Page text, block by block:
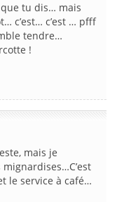
tu dis… mais
c’est… c’est … pfff
tendre…
!
mais je
le service à café…